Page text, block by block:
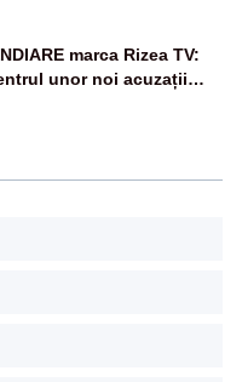
marca Rizea TV:
unor noi acuzații